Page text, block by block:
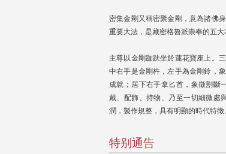
密集金剛又稱密聚金剛，意為諸佛
重要大法，是藏密格魯派崇奉的五大
主尊以金剛跏趺坐於蓮花寶座上。
中右手是金剛杵，左手為金剛鈴，
成就；居下右手拿匕首，象徵割斷
戴、配飾、持物、乃至一切細微處
潤，製作規整，具有明顯的時代特徵
特别通告